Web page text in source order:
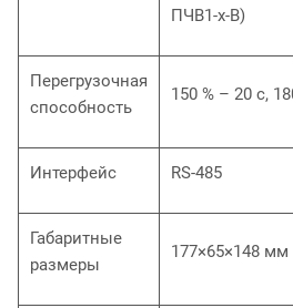
ПЧВ1-х-В)
Перегрузочная
способность
150 % – 20 с,
Интерфейс RS-485
Габаритные
размеры
177×65×148 мм